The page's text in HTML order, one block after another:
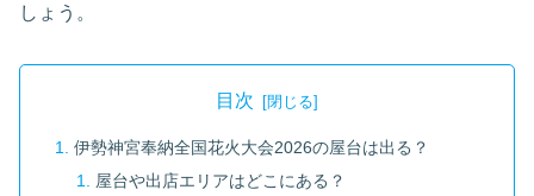
しょう。
目次
伊勢神宮奉納全国花火大会2026の屋台は出る？
屋台や出店エリアはどこにある？